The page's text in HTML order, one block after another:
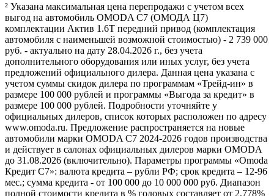
² Указана максимальная цена перепродажи с учетом всех
выгод на автомобиль OMODA C7 (ОМОДА Ц7)
комплектации Актив 1.6T передний привод (комплектация
автомобиля с наименьшей возможной стоимостью) - 2 739 000
руб. - актуально на дату 28.04.2026 г., без учета
дополнительного оборудования или иных услуг, без учета
предложений официального дилера. Данная цена указана с
учетом суммы скидок дилера по программам «Трейд-ин» в
размере 100 000 рублей и программы «Выгода за кредит» в
размере 100 000 рублей. Подробности уточняйте у
официальных дилеров, список которых расположен по адресу
www.omoda.ru. Предложение распространяется на новые
автомобили марки OMODA C7 2024-2026 годов производства
и действует в салонах официальных дилеров марки OMODA
до 31.08.2026 (включительно). Параметры программы «Omoda
Кредит C7»: валюта кредита – рубли РФ; срок кредита – 12-96
мес.; сумма кредита - от 100 000 до 10 000 000 руб. Диапазон
полной стоимости кредита в % годовых составляет от 2,778%